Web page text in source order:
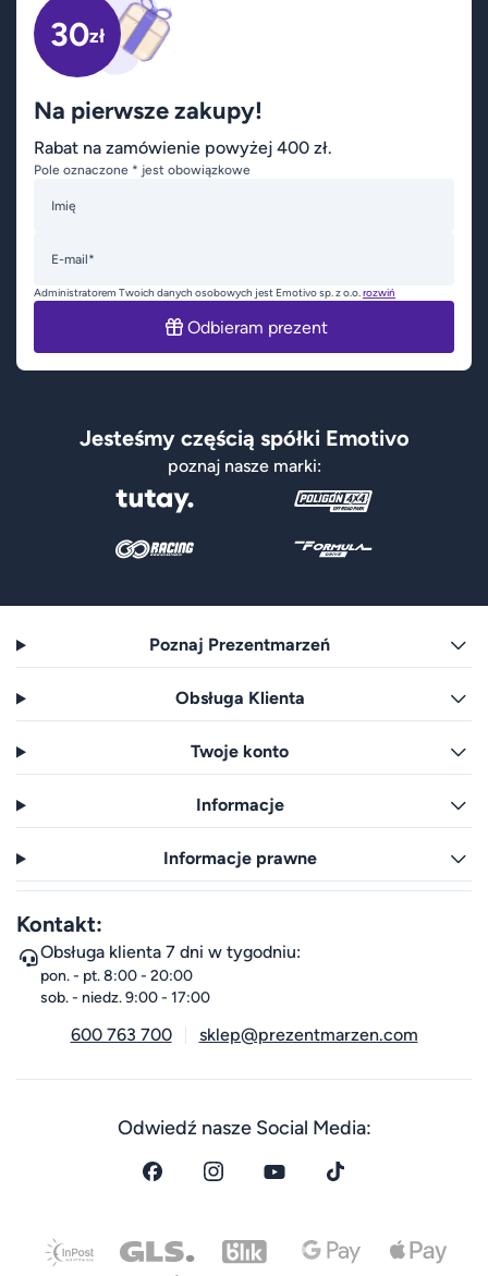
30zł
Na pierwsze zakupy!
Rabat na zamówienie powyżej 400 zł.
Pole oznaczone * jest obowiązkowe
Imię
E-mail*
Administratorem Twoich danych osobowych jest Emotivo sp. z o.o.rozwiń
Odbieram prezent
Jesteśmy częścią spółki Emotivo
poznaj nasze marki:
Poznaj Prezentmarzeń
Obsługa Klienta
Twoje konto
Informacje
Informacje prawne
Kontakt:
Obsługa klienta 7 dni w tygodniu:
pon. - pt. 8:00 - 20:00
sob. - niedz. 9:00 - 17:00
600 763 700 sklep@prezentmarzen.com
Odwiedź nasze Social Media: